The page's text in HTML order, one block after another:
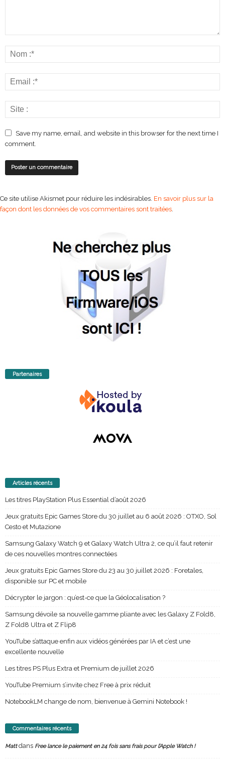
Save my name, email, and website in this browser for the next time I
comment.
Ce site utilise Akismet pour réduire les indésirables. En savoir plus sur la
façon dont les données de vos commentaires sont traitées.
Partenaires
Articles récents
Les titres PlayStation Plus Essential d’août 2026
Jeux gratuits Epic Games Store du 30 juillet au 6 août 2026 : OTXO, Sol
Cesto et Mutazione
Samsung Galaxy Watch 9 et Galaxy Watch Ultra 2, ce qu’il faut retenir
de ces nouvelles montres connectées
Jeux gratuits Epic Games Store du 23 au 30 juillet 2026 : Foretales,
disponible sur PC et mobile
Décrypter le jargon : qu’est-ce que la Géolocalisation ?
Samsung dévoile sa nouvelle gamme pliante avec les Galaxy Z Fold8,
Z Fold8 Ultra et Z Flip8
YouTube s’attaque enfin aux vidéos générées par IA et c’est une
excellente nouvelle
Les titres PS Plus Extra et Premium de juillet 2026
YouTube Premium s’invite chez Free à prix réduit
NotebookLM change de nom, bienvenue à Gemini Notebook !
Commentaires récents
Mattdans Free lance le paiement en 24 fois sans frais pour l’Apple Watch !